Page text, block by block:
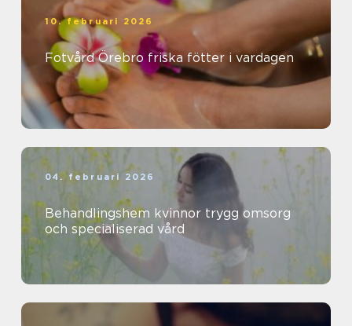
10. februari 2026
Fotvård Örebro friska fötter i vardagen
04. februari 2026
Behandlingshem kvinnor trygg omsorg
och specialiserad vård